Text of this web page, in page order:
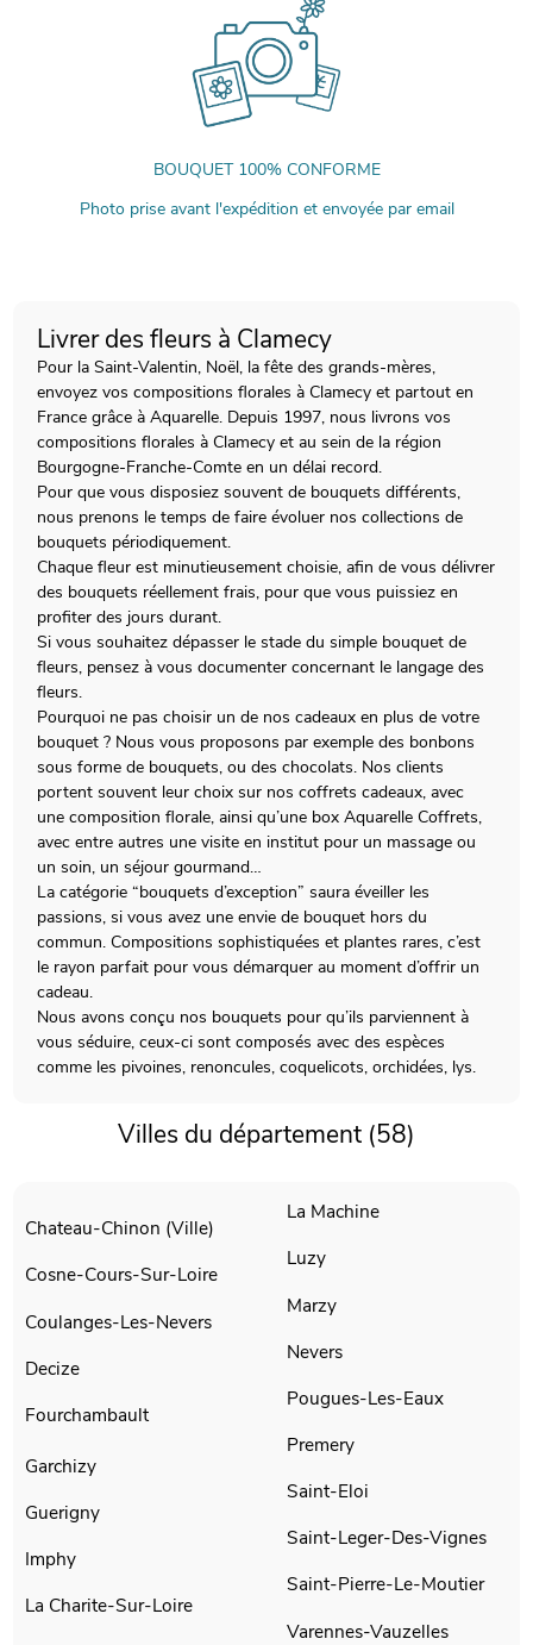
BOUQUET 100% CONFORME
Photo prise avant l'expédition et envoyée par email
Livrer des fleurs à Clamecy
Pour la Saint-Valentin, Noël, la fête des grands-mères,
envoyez vos compositions florales à Clamecy et partout en
France grâce à Aquarelle. Depuis 1997, nous livrons vos
compositions florales à Clamecy et au sein de la région
Bourgogne-Franche-Comte en un délai record.
Pour que vous disposiez souvent de bouquets différents,
nous prenons le temps de faire évoluer nos collections de
bouquets périodiquement.
Chaque fleur est minutieusement choisie, afin de vous délivrer
des bouquets réellement frais, pour que vous puissiez en
profiter des jours durant.
Si vous souhaitez dépasser le stade du simple bouquet de
fleurs, pensez à vous documenter concernant le langage des
fleurs.
Pourquoi ne pas choisir un de nos cadeaux en plus de votre
bouquet ? Nous vous proposons par exemple des bonbons
sous forme de bouquets, ou des chocolats. Nos clients
portent souvent leur choix sur nos coffrets cadeaux, avec
une composition florale, ainsi qu’une box Aquarelle Coffrets,
avec entre autres une visite en institut pour un massage ou
un soin, un séjour gourmand…
La catégorie “bouquets d’exception” saura éveiller les
passions, si vous avez une envie de bouquet hors du
commun. Compositions sophistiquées et plantes rares, c’est
le rayon parfait pour vous démarquer au moment d’offrir un
cadeau.
Nous avons conçu nos bouquets pour qu’ils parviennent à
vous séduire, ceux-ci sont composés avec des espèces
comme les pivoines, renoncules, coquelicots, orchidées, lys.
Villes du département (58)
Chateau-Chinon (Ville)
Cosne-Cours-Sur-Loire
Coulanges-Les-Nevers
Decize
Fourchambault
Garchizy
Guerigny
Imphy
La Charite-Sur-Loire
La Machine
Luzy
Marzy
Nevers
Pougues-Les-Eaux
Premery
Saint-Eloi
Saint-Leger-Des-Vignes
Saint-Pierre-Le-Moutier
Varennes-Vauzelles